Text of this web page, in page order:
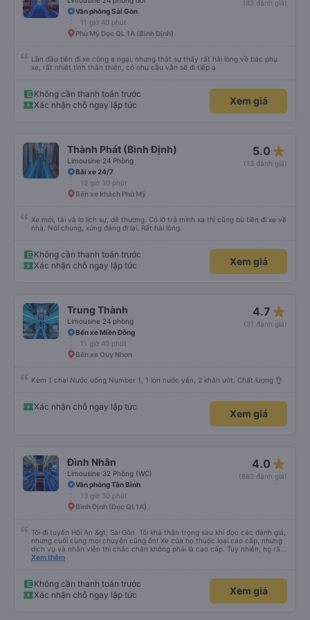
(83 đánh giá)
Văn phòng Sài Gòn
11 giờ 40 phút
Phù Mỹ Dọc QL 1A (Bình Định)
Lần đầu tiên đi xe cũng e ngại, nhưng thật sự thấy rất hài lòng về bác phụ
xe, rất nhiệt tình thân thiện, có nhu cầu vẫn sẽ đi tiếp ạ
Không cần thanh toán trước
Xác nhận chỗ ngay lập tức
Xem giá
Thành Phát (Bình Định)
Limousine 24 Phòng
5.0 star_rate
(13 đánh giá)
Bãi xe 24/7
12 giờ 30 phút
Bến xe khách Phù Mỹ
Xe mới, tài và lơ lịch sự, dễ thương. Có lỡ trả mình xa thì cũng bù tiền đi xe về
nhà. Nói chung, xứng đáng đi lại. Rất hài lòng.
Không cần thanh toán trước
Xác nhận chỗ ngay lập tức
Xem giá
Trung Thành
Limousine 24 phòng
4.7 star_rate
(31 đánh giá)
Bến xe Miền Đông
11 giờ 40 phút
Bến xe Quy Nhơn
Kèm 1 chai Nước uống Number 1, 1 lon nước yến, 2 khăn ướt. Chất lượng 👌
Xác nhận chỗ ngay lập tức
Xem giá
Đình Nhân
Limousine 32 Phòng (WC)
4.0 star_rate
(863 đánh giá)
Văn phòng Tân Bình
13 giờ 30 phút
Bình Định (Dọc QL1A)
Tôi đi tuyến Hội An &gt; Sài Gòn. Tôi khá thận trọng sau khi đọc các đánh giá,
nhưng cuối cùng mọi chuyện cũng ổn! Xe của họ thuộc loại cao cấp, nhưng
dịch vụ và nhân viên thì chắc chắn không phải là cao cấp. Tuy nhiên, họ rất
hiệu quả và có năng lực. Họ có văn phòng riêng ở Hội An, điều này khá tốt.
8:30 tối. Chắc hẳn họ đã chạy rất nhanh suốt đêm vì chúng tôi đến phía bắc
Sài Gòn lúc 6:45 sáng (tại cơ sở rửa xe của họ?), nơi họ đưa chúng tôi lên
một chiếc xe buýt đưa đón khá ọp ẹp để chuyển đến văn phòng Tinh Bình
Xem thêm
Không cần thanh toán trước
Xác nhận chỗ ngay lập tức
Xem giá